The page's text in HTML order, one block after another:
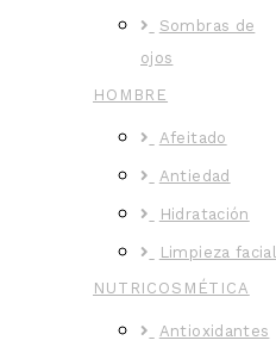
Sombras de
ojos
HOMBRE
Afeitado
Antiedad
Hidratación
Limpieza facial
NUTRICOSMÉTICA
Antioxidantes